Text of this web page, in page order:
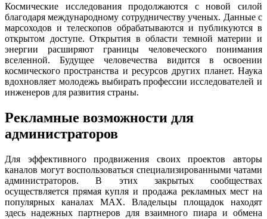
Космические исследования продолжаются с новой силой
благодаря международному сотрудничеству ученых. Данные с
марсоходов и телескопов обрабатываются и публикуются в
открытом доступе. Открытия в области темной материи и
энергии расширяют границы человеческого понимания
вселенной. Будущее человечества видится в освоении
космического пространства и ресурсов других планет. Наука
вдохновляет молодежь выбирать профессии исследователей и
инженеров для развития страны.
Рекламные возможности для
администраторов
Для эффективного продвижения своих проектов авторы
каналов могут воспользоваться специализированными чатами
администраторов. В этих закрытых сообществах
осуществляется прямая купля и продажа рекламных мест на
популярных каналах MAX. Владельцы площадок находят
здесь надежных партнеров для взаимного пиара и обмена